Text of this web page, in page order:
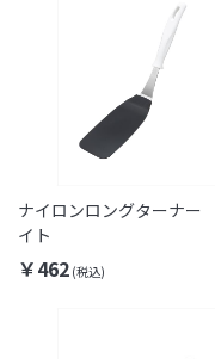
ナイロンロングターナー
イト
￥462